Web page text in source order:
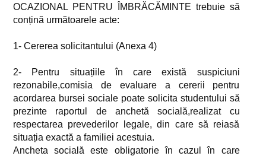
OCAZIONAL PENTRU ÎMBRĂCĂMINTE trebuie să
conțină următoarele acte:
1- Cererea solicitantului (Anexa 4)
2- Pentru situațiile în care există suspiciuni
rezonabile,comisia de evaluare a cererii pentru
acordarea bursei sociale poate solicita studentului să
prezinte raportul de anchetă socială,realizat cu
respectarea prevederilor legale, din care să reiasă
situația exactă a familiei acestuia.
Ancheta socială este obligatorie în cazul în care